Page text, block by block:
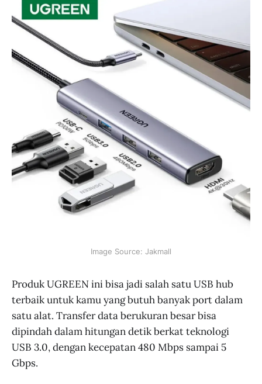
Image Source: Jakmall
Produk UGREEN ini bisa jadi salah satu USB hub
terbaik untuk kamu yang butuh banyak port dalam
satu alat. Transfer data berukuran besar bisa
dipindah dalam hitungan detik berkat teknologi
USB 3.0, dengan kecepatan 480 Mbps sampai 5
Gbps.